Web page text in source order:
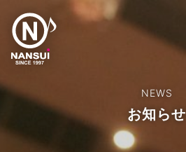
NEWS
お知らせ